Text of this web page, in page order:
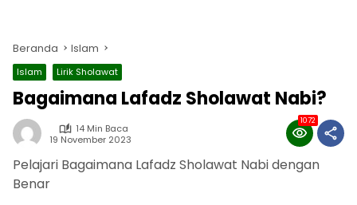
Beranda Islam
Islam Lirik Sholawat
Bagaimana Lafadz Sholawat Nabi?
14 Min Baca
19 November 2023
1072
Pelajari Bagaimana Lafadz Sholawat Nabi dengan
Benar